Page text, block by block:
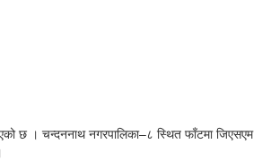
छ । चन्दननाथ नगरपालिका–८ स्थित फाँटमा जिएसएम